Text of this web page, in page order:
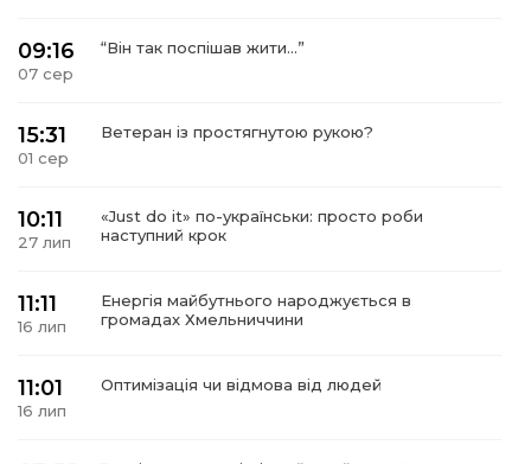
09:16
07 сер
“Він так поспішав жити…”
15:31
01 сер
Ветеран із простягнутою рукою?
10:11
27 лип
«Just do it» по-українськи: просто роби
наступний крок
11:11
16 лип
Енергія майбутнього народжується в
громадах Хмельниччини
11:01
16 лип
Оптимізація чи відмова від людей